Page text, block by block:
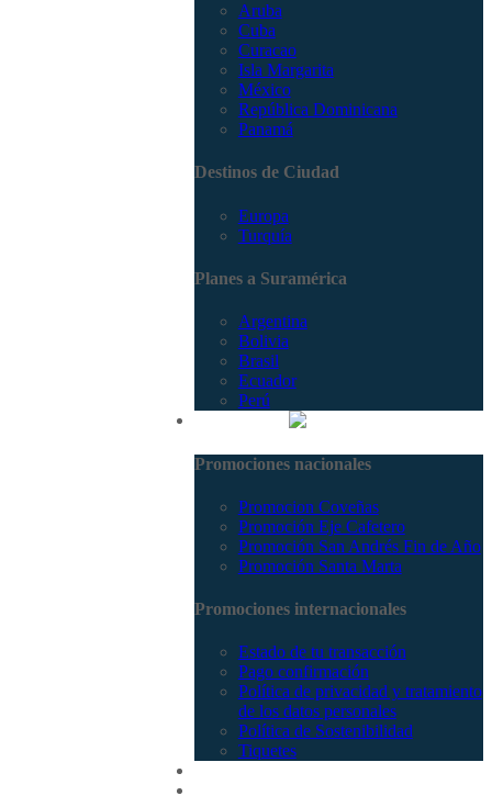
Aruba
Cuba
Curacao
Isla Margarita
México
República Dominicana
Panamá
Destinos de Ciudad
Europa
Turquía
Planes a Suramérica
Argentina
Bolivia
Brasil
Ecuador
Perú
Promociones nacionales
Promocion Coveñas
Promoción Eje Cafetero
Promoción San Andrés Fin de Año
Promoción Santa Marta
Promociones internacionales
Estado de tu transacción
Pago confirmación
Política de privacidad y tratamiento
de los datos personales
Política de Sostenibilidad
Tiquetes